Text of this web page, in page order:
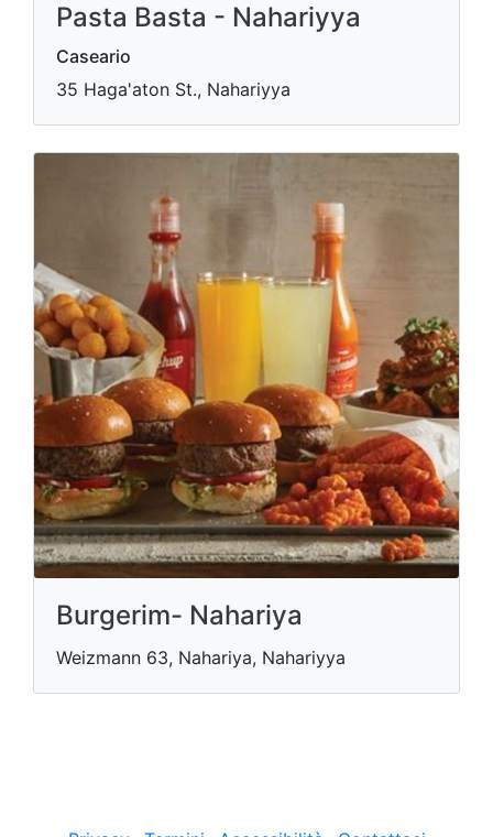
Pasta Basta - Nahariyya
Caseario
35 Haga'aton St., Nahariyya
Burgerim- Nahariya
Weizmann 63, Nahariya, Nahariyya